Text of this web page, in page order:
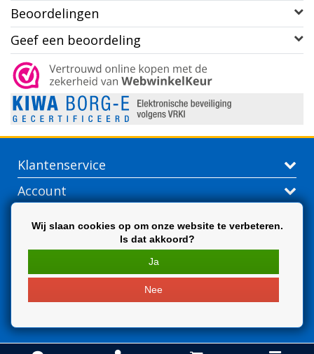
Beoordelingen
Geef een beoordeling
Klantenservice
Account
Wij slaan cookies op om onze website te verbeteren.
Is dat akkoord?
Ja
Nee